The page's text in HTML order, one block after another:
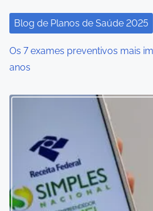
Blog de Planos de Saúde 2025
Os 7 exames preventivos mais
anos